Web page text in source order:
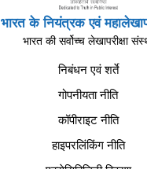
भारत के नियंत्रक एवं
भारत की सर्वोच्च लेखापरीक्षा
निबंधन एवं शर्ते
गोपनीयता नीति
कॉपीराइट नीति
हाइपरलिंकिंग नीति